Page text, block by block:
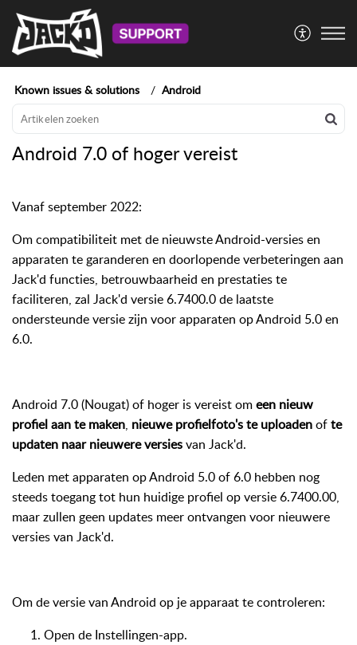
Known issues & solutions Android
Android 7.0 of hoger vereist
Vanaf september 2022:
Om compatibiliteit met de nieuwste Android-versies en
apparaten te garanderen en doorlopende verbeteringen aan
Jack'd functies, betrouwbaarheid en prestaties te
faciliteren, zal Jack'd versie 6.7400.0 de laatste
ondersteunde versie zijn voor apparaten op Android 5.0 en
6.0.
Android 7.0 (Nougat) of hoger is vereist omeen nieuw
profiel aan te maken, nieuwe profielfoto's te uploadenofte
updaten naar nieuwere versiesvan Jack'd.
Leden met apparaten op Android 5.0 of 6.0 hebben nog
steeds toegang tot hun huidige profiel op versie 6.7400.00,
maar zullen geen updates meer ontvangen voor nieuwere
versies van Jack'd.
Om de versie van Android op je apparaat te controleren:
Open de Instellingen-app.